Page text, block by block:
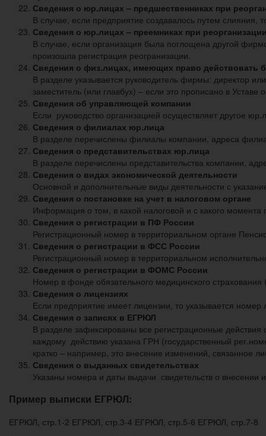
Сведения о юр.лицах – предшественниках при
В случае, если предприятие создавалось путем
Сведения о юр.лицах – преемниках при
В случае, если организация была поглощена другой
произошла регистрация реогранизации.
Сведения о физ.лицах, имеющих право действовать
В разделе указывается руководитель фирмы: директор
заместитель (или главбух) – если это прописано в Уставе
Сведения об управляющей компании
Если руководство организацией осуществляет другое
Сведения о филиалах юр.лица
В разделе перечислены филиалы компании, адреса
Сведения о представительствах юр.лица
В разделе перечислены представительства компании,
Сведения о видах экономической деятельности
Основной и дополнительные виды деятельности с
Сведения о постановке на учет в налоговом органе
Информация о том, в какой налоговой и с какого момента
Сведения о регистрации в ПФ России
Регистрационный номер в территориальном органе
Сведения о регистрации в ФСС России
Регистрационный номер в территориальном
Сведения о регистрации в ФОМС России
Номер в фонде обязательного медицинского
Сведения о лицензиях
Если предприятие имеет лицензии, то указывается
Сведения о записях в ЕГРЮЛ
В разделе зафиксированы все регистрационные
каждому действию указана ГРН (государственный
кратко – например, это внесение изменений, связанное
Сведения о выданных свидетельствах
Указаны номера и даты выдачи свидетельств о
Пример выписки ЕГРЮЛ:
ЕГРЮЛ, стр.1-2 ЕГРЮЛ, стр.3-4 ЕГРЮЛ, стр.5-6 ЕГРЮЛ, стр.7-8